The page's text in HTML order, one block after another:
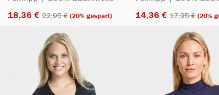
18,36 €​ 22,95 €​ (20% gespart)
14,36 €​ 17,95 €​(20%